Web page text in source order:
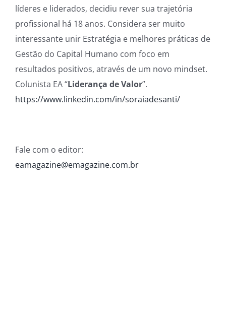
líderes e liderados, decidiu rever sua trajetória
profissional há 18 anos. Considera ser muito
interessante unir Estratégia e melhores práticas de
Gestão do Capital Humano com foco em
resultados positivos, através de um novo mindset.
Colunista EA “Liderança de Valor”.
https://www.linkedin.com/in/soraiadesanti/
Fale com o editor:
eamagazine@emagazine.com.br